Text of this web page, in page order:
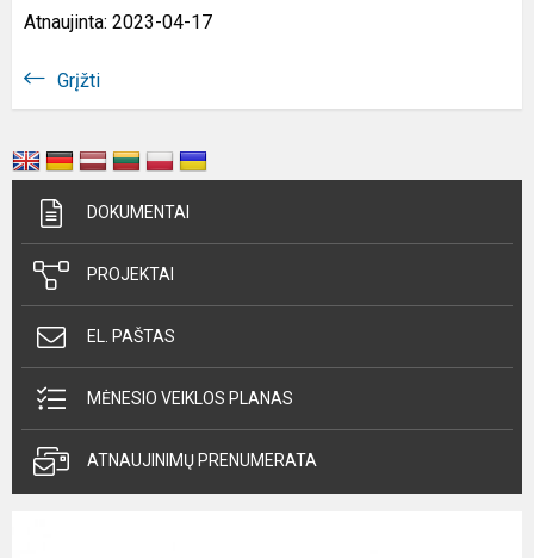
Atnaujinta: 2023-04-17
Grįžti
DOKUMENTAI
PROJEKTAI
EL. PAŠTAS
MĖNESIO VEIKLOS PLANAS
ATNAUJINIMŲ PRENUMERATA